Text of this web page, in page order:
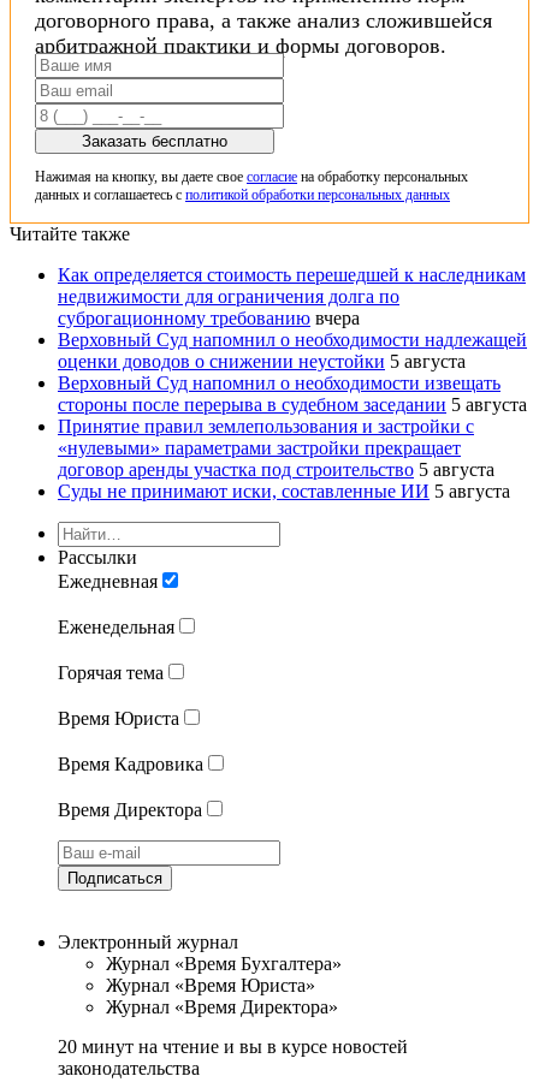
договорного права, а также анализ сложившейся
арбитражной практики и формы договоров.
Заказать бесплатно
Нажимая на кнопку, вы даете свое согласие на обработку персональных
данных и соглашаетесь с политикой обработки персональных данных
Читайте также
Как определяется стоимость перешедшей к наследникам
недвижимости для ограничения долга по
суброгационному требованию вчера
Верховный Суд напомнил о необходимости надлежащей
оценки доводов о снижении неустойки 5 августа
Верховный Суд напомнил о необходимости извещать
стороны после перерыва в судебном заседании 5 августа
Принятие правил землепользования и застройки с
«нулевыми» параметрами застройки прекращает
договор аренды участка под строительство 5 августа
Суды не принимают иски, составленные ИИ 5 августа
Рассылки
Ежедневная
Еженедельная
Горячая тема
Время Юриста
Время Кадровика
Время Директора
Подписаться
Электронный журнал
Журнал «Время Бухгалтера»
Журнал «Время Юриста»
Журнал «Время Директора»
20 минут на чтение и вы в курсе новостей
законодательства